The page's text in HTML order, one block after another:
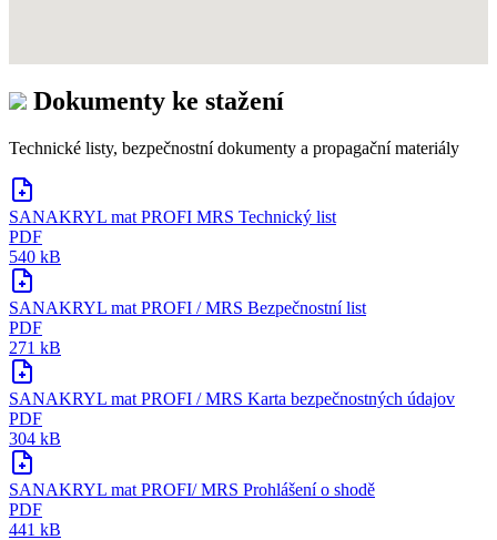
Dokumenty ke stažení
Technické listy, bezpečnostní dokumenty a propagační materiály
SANAKRYL mat PROFI MRS Technický list
PDF
540 kB
SANAKRYL mat PROFI / MRS Bezpečnostní list
PDF
271 kB
SANAKRYL mat PROFI / MRS Karta bezpečnostných údajov
PDF
304 kB
SANAKRYL mat PROFI/ MRS Prohlášení o shodě
PDF
441 kB